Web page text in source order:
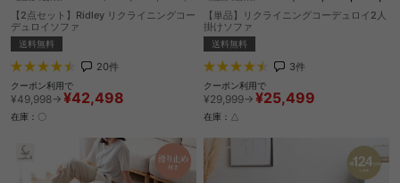
【2点セット】Ridley リクライニングコー
デュロイソファ
送料無料
20件
クーポン利用で
¥49,998→ ¥42,498
在庫：〇
【単品】リクライニングコーデュロイ2人
掛けソファ
送料無料
3件
クーポン利用で
¥29,999→ ¥25,499
在庫：△